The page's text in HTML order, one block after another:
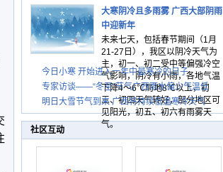
大寒阴冷且多雨雾 广西大部阴雨
中迎新年
未来七天，包括春节期间（1月
21-27日），我区以阴冷天气为
主，初一、初二受中等偏强冷空
气影响，阴冷有小雨，各地气温
下降4～6℃局地8℃以上，初
三、初四天气转好，部分地区可
见阳光，初五、初六有雨雾天
气。
今日小寒 开始进入一年中最寒冷的日子
专家访谈——“冬至”节气广西雨水偏少气温低
明日大雪节气到来 广西将持续低温寒冷天气
社区互动